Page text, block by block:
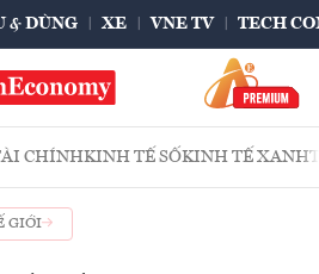
& DÙNG XE VNE TV TECH
CHÍNHKINH TẾ SỐKINH TẾ XANH
GIỚI